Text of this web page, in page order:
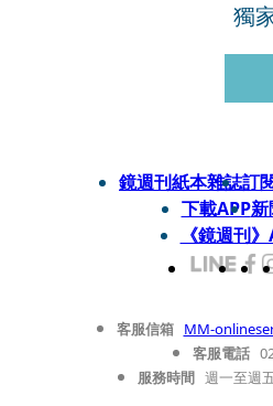
獨
鏡週刊紙本雜誌訂
下載APP新
《鏡週刊
客服信箱 MM-
客服電話
服務時間 週一至週